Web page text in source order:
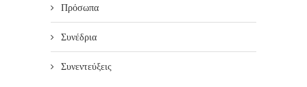
Πρόσωπα
Συνέδρια
Συνεντεύξεις